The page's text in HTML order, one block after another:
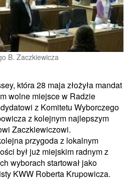
B. Zaczkiewicza
która 28 maja złożyła mandat
wolne miejsce w Radzie
z Komitetu Wyborczego
z kolejnym najlepszym
Zaczkiewiczowi.
przygoda z lokalnym
był już miejskim radnym z
wyborach startował jako
KWW Roberta Krupowicza.